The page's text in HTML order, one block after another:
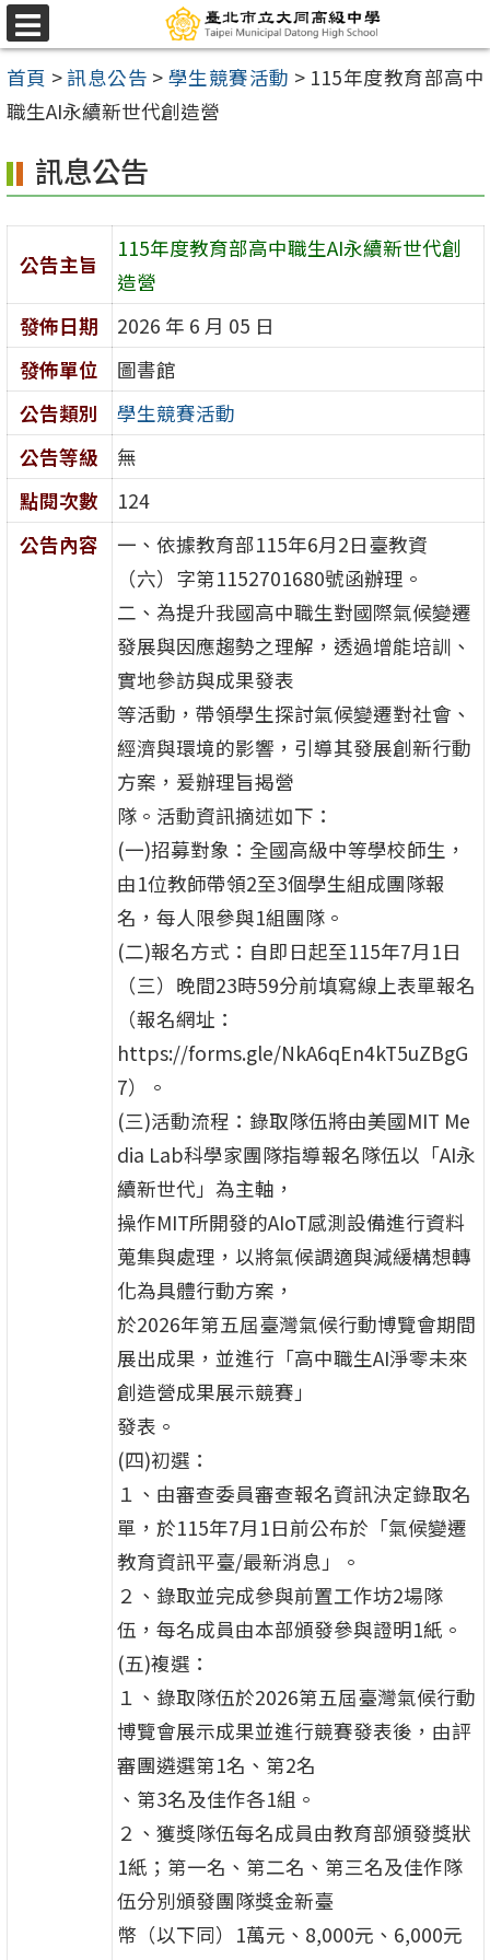
跳
至
主
要
容
區
選
單
首頁 >訊息公告 > 學生競賽活動 > 115年度教育部高中
職生AI永續新世代創造營
訊息公告
公告主旨
115年度教育部高中職生AI永續新世代創
造營
發佈日期
2026 年 6 月 05 日
發佈單位
圖書館
公告類別
學生競賽活動
公告等級
無
點閱次數
124
公告內容
一、依據教育部115年6月2日臺教資
（六）字第1152701680號函辦理。
二、為提升我國高中職生對國際氣候變遷
發展與因應趨勢之理解，透過增能培訓、
實地參訪與成果發表
等活動，帶領學生探討氣候變遷對社會、
經濟與環境的影響，引導其發展創新行動
方案，爰辦理旨揭營
隊。活動資訊摘述如下：
(一)招募對象：全國高級中等學校師生，
由1位教師帶領2至3個學生組成團隊報
名，每人限參與1組團隊。
(二)報名方式：自即日起至115年7月1日
（三）晚間23時59分前填寫線上表單報名
（報名網址：
https://forms.gle/NkA6qEn4kT5uZBgG
7）。
(三)活動流程：錄取隊伍將由美國MIT Me
dia Lab科學家團隊指導報名隊伍以「AI永
續新世代」為主軸，
操作MIT所開發的AIoT感測設備進行資料
蒐集與處理，以將氣候調適與減緩構想轉
化為具體行動方案，
於2026年第五屆臺灣氣候行動博覽會期間
展出成果，並進行「高中職生AI淨零未來
創造營成果展示競賽」
發表。
(四)初選：
１、由審查委員審查報名資訊決定錄取名
單，於115年7月1日前公布於「氣候變遷
教育資訊平臺/最新消息」。
２、錄取並完成參與前置工作坊2場隊
伍，每名成員由本部頒發參與證明1紙。
(五)複選：
１、錄取隊伍於2026第五屆臺灣氣候行動
博覽會展示成果並進行競賽發表後，由評
審團遴選第1名、第2名
、第3名及佳作各1組。
２、獲獎隊伍每名成員由教育部頒發獎狀
1紙；第一名、第二名、第三名及佳作隊
伍分別頒發團隊獎金新臺
幣（以下同）1萬元、8,000元、6,000元